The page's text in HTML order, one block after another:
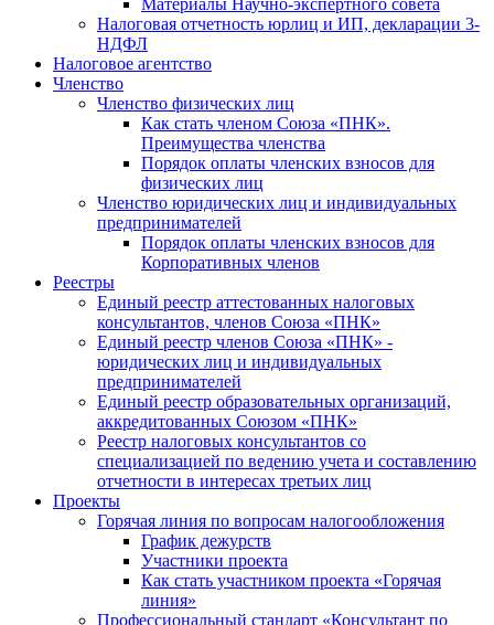
Материалы Научно-экспертного совета
Налоговая отчетность юрлиц и ИП, декларации 3-
НДФЛ
Налоговое агентство
Членство
Членство физических лиц
Как стать членом Союза «ПНК».
Преимущества членства
Порядок оплаты членских взносов для
физических лиц
Членство юридических лиц и индивидуальных
предпринимателей
Порядок оплаты членских взносов для
Корпоративных членов
Реестры
Единый реестр аттестованных налоговых
консультантов, членов Союза «ПНК»
Единый реестр членов Союза «ПНК» -
юридических лиц и индивидуальных
предпринимателей
Единый реестр образовательных организаций,
аккредитованных Союзом «ПНК»
Реестр налоговых консультантов со
специализацией по ведению учета и составлению
отчетности в интересах третьих лиц
Проекты
Горячая линия по вопросам налогообложения
График дежурств
Участники проекта
Как стать участником проекта «Горячая
линия»
Профессиональный стандарт «Консультант по